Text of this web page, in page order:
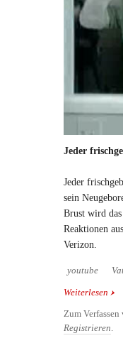
Jeder
Jeder
sein
Brust wird
Reaktionen
Verizon.
youtube
Weiterlesen
Zum
Registrieren